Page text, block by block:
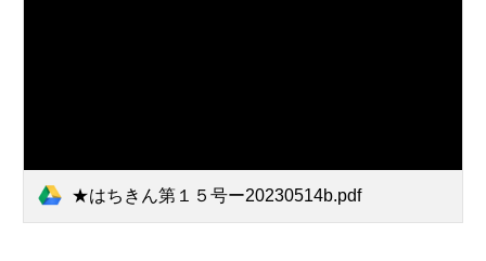
★はちきん第１５号ー20230514b.pdf